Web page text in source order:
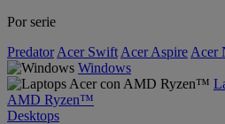
Por serie
Predator Acer Swift Acer Aspire Acer
Windows
AMD Ryzen™
Desktops